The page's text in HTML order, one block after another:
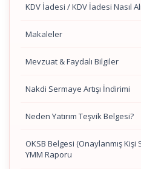
KDV İadesi / KDV İadesi Nasıl
Makaleler
Mevzuat & Faydalı Bilgiler
Nakdi Sermaye Artışı İndirimi
Neden Yatırım Teşvik Belgesi?
OKSB Belgesi (Onaylanmış
YMM Raporu